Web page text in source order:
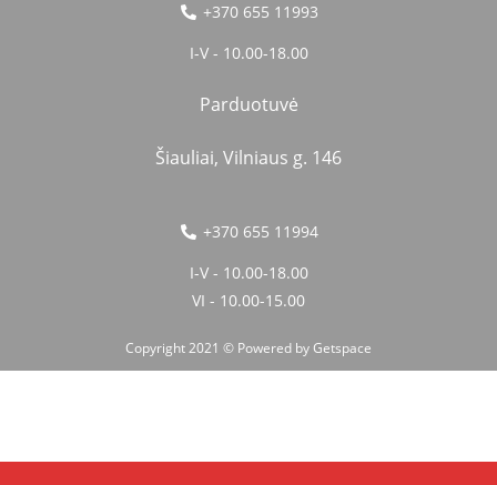
+370 655 11993
I-V - 10.00-18.00
Parduotuvė
Šiauliai, Vilniaus g. 146
+370 655 11994
I-V - 10.00-18.00
VI - 10.00-15.00
Copyright 2021 © Powered byGetspace